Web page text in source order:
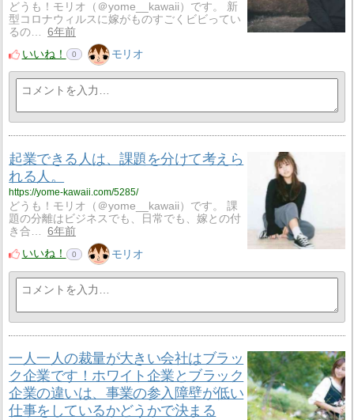
どうも！モリオ（＠yome__kawaii）です。 新
型コロナウィルスに嫁がものすごくビビってい
るの…
6年前
いいね！
0 モリオ
起業できる人は、課題を分けて考えら
れる人。
https://yome-kawaii.com/5285/
どうも！モリオ（＠yome__kawaii）です。 課
題の分離はビジネスでも、日常でも、嫁との付
き合…
6年前
いいね！
0 モリオ
一人一人の裁量が大きい会社はブラッ
ク企業です！ホワイト企業とブラック
企業の違いは、事業の参入障壁が低い
仕事をしているかどうかで決まる